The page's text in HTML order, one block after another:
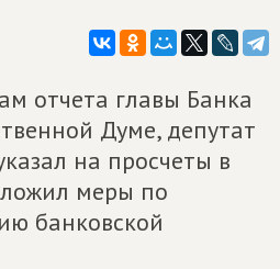
отчета главы Банка
Думе, депутат
на просчеты в
меры по
банковской